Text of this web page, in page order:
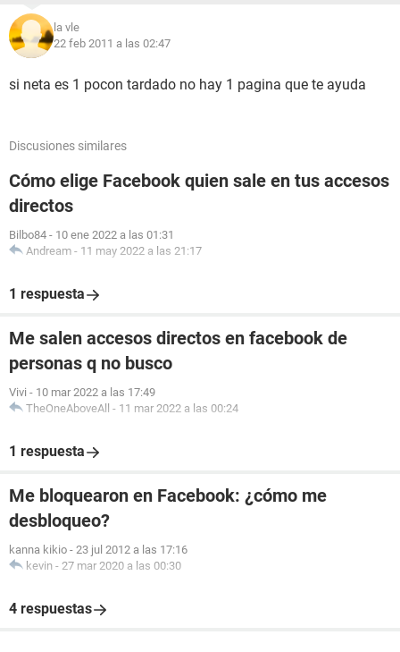
la vle
22 feb 2011 a las 02:47
si neta es 1 pocon tardado no hay 1 pagina que te ayuda
Discusiones similares
Cómo elige Facebook quien sale en tus accesos
directos
Bilbo84 - 10 ene 2022 a las 01:31
Andream - 11 may 2022 a las 21:17
1 respuesta
Me salen accesos directos en facebook de
personas q no busco
Vivi - 10 mar 2022 a las 17:49
TheOneAboveAll - 11 mar 2022 a las 00:24
1 respuesta
Me bloquearon en Facebook: ¿cómo me
desbloqueo?
kanna kikio - 23 jul 2012 a las 17:16
kevin - 27 mar 2020 a las 00:30
4 respuestas